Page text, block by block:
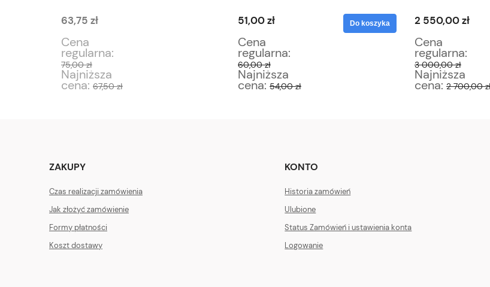
63,75 zł
Cena
regularna:
75,00 zł
Najniższa
cena: 67,50 zł
51,00 zł
Cena
regularna:
60,00 zł
Najniższa
cena: 54,00 zł
Do koszyka 2 550,00 zł
Cena
regularna:
3 000,00 zł
Najniższa
cena: 2 700,00
ZAKUPY
Czas realizacji zamówienia
Jak złożyć zamówienie
Formy płatności
Koszt dostawy
KONTO
Historia zamówień
Ulubione
Status Zamówień i ustawienia konta
Logowanie